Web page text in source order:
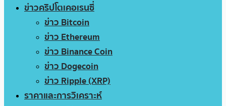
ข่าวคริปโตเคอเรนซี่
ข่าว Bitcoin
ข่าว Ethereum
ข่าว Binance Coin
ข่าว Dogecoin
ข่าว Ripple (XRP)
ราคาและการวิเคราะห์